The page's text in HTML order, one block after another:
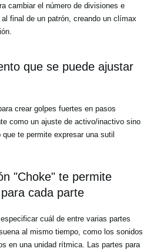
cambiar el número de divisiones e
final de un patrón, creando un clímax
que se puede ajustar
crear golpes fuertes en pasos
como un ajuste de activo/inactivo sino
te permite expresar una sutil
"Choke" te permite
cada parte
cuál de entre varias partes
al mismo tiempo, como los sonidos
en una unidad rítmica. Las partes para